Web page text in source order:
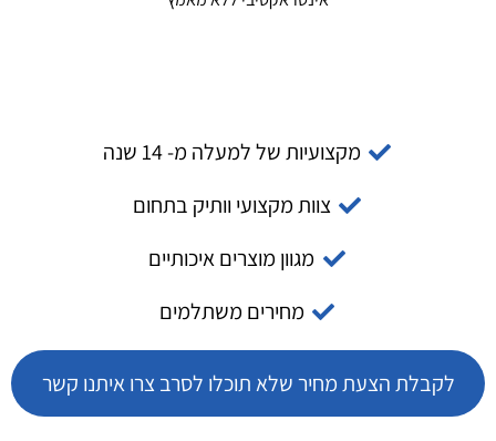
מקצועיות של למעלה מ- 14 שנה
צוות מקצועי וותיק בתחום
מגוון מוצרים איכותיים
מחירים משתלמים
לקבלת הצעת מחיר שלא תוכלו לסרב צרו איתנו קשר